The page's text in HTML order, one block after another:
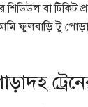
বা টিকিট
ফুলবাড়ি টু